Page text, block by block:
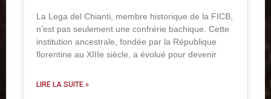
La Lega del Chianti, membre historique de la FICB,
n’est pas seulement une confrérie bachique. Cette
institution ancestrale, fondée par la République
florentine au XIIIe siècle, a évolué pour devenir
LIRE LA SUITE »